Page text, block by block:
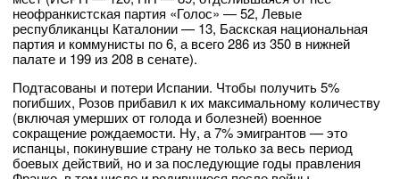
неофранкистская партия «Голос» — 52, Левые
республиканцы Каталонии — 13, Баскская национальная
партия и коммунисты по 6, а всего 286 из 350 в нижней
палате и 199 из 208 в сенате).
Подтасованы и потери Испании. Чтобы получить 5%
погибших, Розов прибавил к их максимальному количеству
(включая умерших от голода и болезней) военное
сокращение рождаемости. Ну, а 7% эмигрантов — это
испанцы, покинувшие страну не только за весь период
боевых действий, но и за последующие годы правления